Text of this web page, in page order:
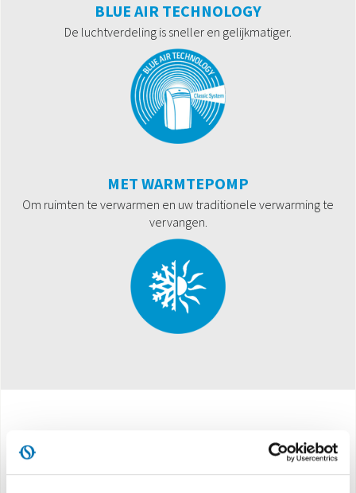
BLUE AIR TECHNOLOGY
De luchtverdeling is sneller en gelijkmatiger.
MET WARMTEPOMP
Om ruimten te verwarmen en uw traditionele verwarming te
vervangen.
Specificaties